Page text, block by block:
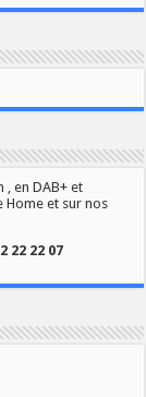
, en DAB+ et
Home et sur nos
22 22 07